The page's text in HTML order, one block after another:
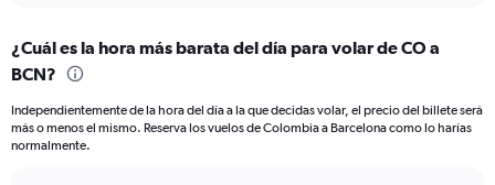
Range:
12
The
chart
¿Cuál es la hora más barata del día para volar de CO a
BCN?
Independientemente de la hora del día a la que decidas volar, el precio del billete será
más o menos el mismo. Reserva los vuelos de Colombia a Barcelona como lo harías
normalmente.